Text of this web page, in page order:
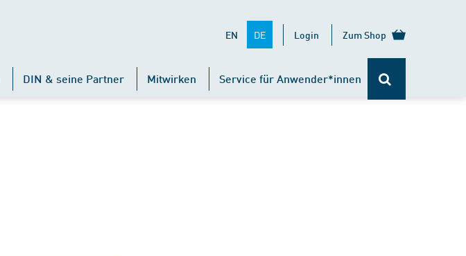
EN DE Login Zum Shop
DIN & seine Partner Mitwirken Service für Anwender*innen